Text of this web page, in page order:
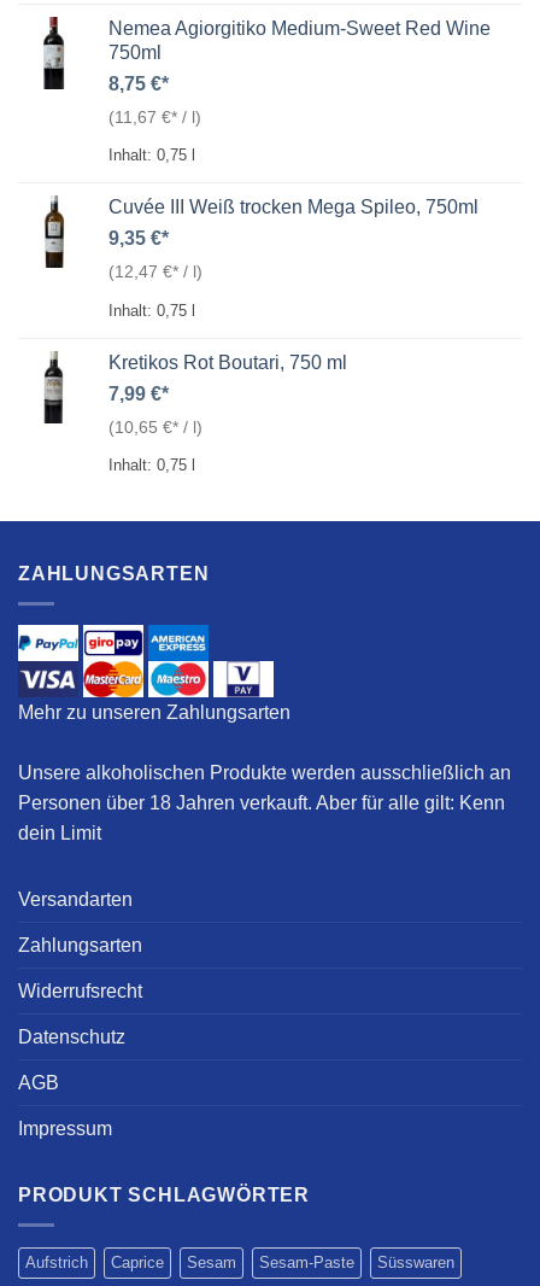
Nemea Agiorgitiko Medium-Sweet Red Wine
750ml
8,75 €
(11,67 € / l)
Inhalt: 0,75
Cuvée III Weiß trocken Mega Spileo, 750ml
9,35 €
(12,47 € / l)
Inhalt: 0,75 l
Kretikos Rot Boutari, 750 ml
7,99 €
(10,65 € / l)
Inhalt: 0,75
ZAHLUNGSARTEN
Mehr zu unseren Zahlungsarten
Unsere alkoholischen Produkte werden ausschließlich an
Personen über 18 Jahren verkauft. Aber für alle gilt: Kenn
dein Limit
Versandarten
Zahlungsarten
Widerrufsrecht
Datenschutz
AGB
Impressum
PRODUKT SCHLAGWÖRTER
Aufstrich Caprice Sesam Sesam-Paste Süsswaren